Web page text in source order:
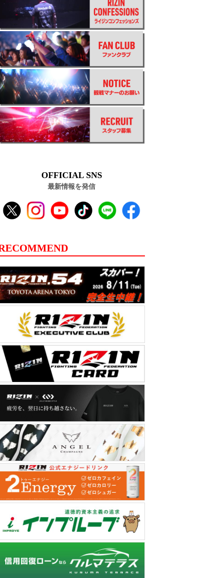
OFFICIAL SNS
最新情報を発信